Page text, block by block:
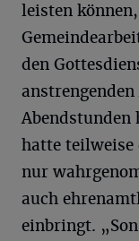
leisten
den
Abendstunden
hatte teilweise
nur
auch
einbringt.